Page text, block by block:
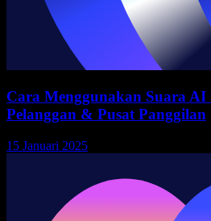
Cara Menggunakan Suara
Pelanggan & Pusat Panggilan
15 Januari 2025